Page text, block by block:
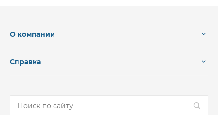
О компании
Справка